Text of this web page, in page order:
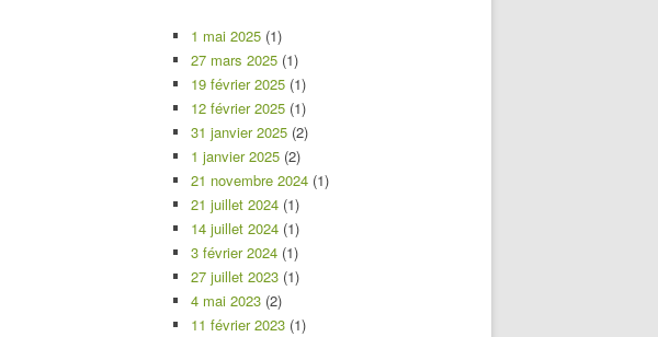
1 mai 2025 (1)
27 mars 2025 (1)
19 février 2025 (1)
12 février 2025 (1)
31 janvier 2025 (2)
1 janvier 2025 (2)
21 novembre 2024 (1)
21 juillet 2024 (1)
14 juillet 2024 (1)
3 février 2024 (1)
27 juillet 2023 (1)
4 mai 2023 (2)
11 février 2023 (1)